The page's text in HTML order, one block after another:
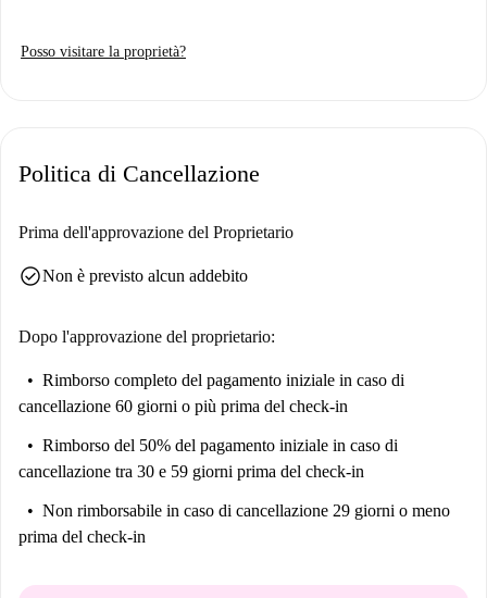
Posso visitare la proprietà?
Politica di Cancellazione
Prima dell'approvazione del Proprietario
check_circleNon è previsto alcun addebito
Dopo l'approvazione del proprietario:
Rimborso completo del pagamento iniziale in caso di
cancellazione 60 giorni o più prima del check-in
Rimborso del 50% del pagamento iniziale in caso di
cancellazione tra 30 e 59 giorni prima del check-in
Non rimborsabile in caso di cancellazione 29 giorni o meno
prima del check-in